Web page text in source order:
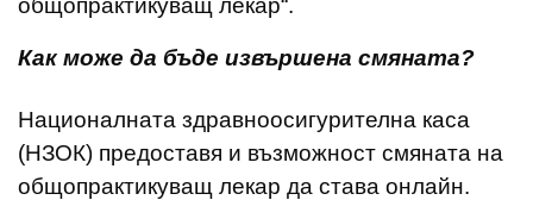
общопрактикуващ лекар“.
Как може да бъде извършена смяната?
Националната здравноосигурителна каса
(НЗОК) предоставя и възможност смяната на
общопрактикуващ лекар да става онлайн.